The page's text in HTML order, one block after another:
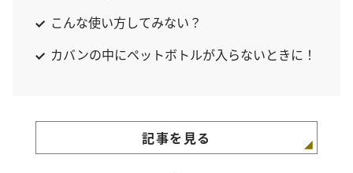
こんな使い方してみない？
カバンの中にペットボトルが入らないときに！
記事を見る